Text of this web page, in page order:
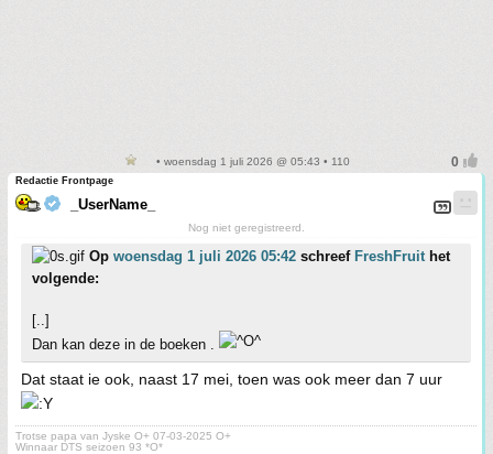
• woensdag 1 juli 2026 @ 05:43 • 110
Redactie Frontpage
_UserName_
Nog niet geregistreerd.
Op woensdag 1 juli 2026 05:42 schreef FreshFruithet
volgende:
[..]
Dan kan deze in de boeken .
Dat staat ie ook, naast 17 mei, toen was ook meer dan 7 uur
Trotse papa van Jyske O+ 07-03-2025 O+
Winnaar DTS seizoen 93 *O*